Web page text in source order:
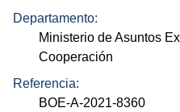
Departamento:
Ministerio de Asuntos
Cooperación
Referencia:
BOE-A-2021-8360